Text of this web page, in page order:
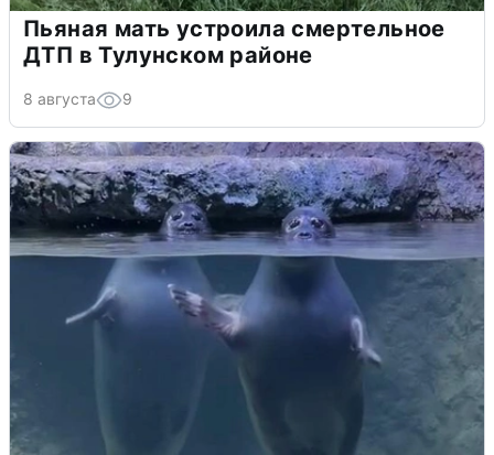
Пьяная мать устроила смертельное
ДТП в Тулунском районе
8 августа 9